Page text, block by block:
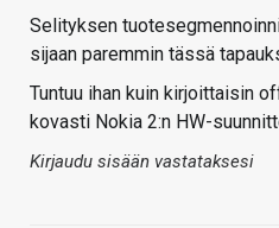
Selityksen
sijaan paremmin tässä
Tuntuu ihan kuin kirjoittaisin
kovasti Nokia 2:n HW-
Kirjaudu sisään vastataksesi